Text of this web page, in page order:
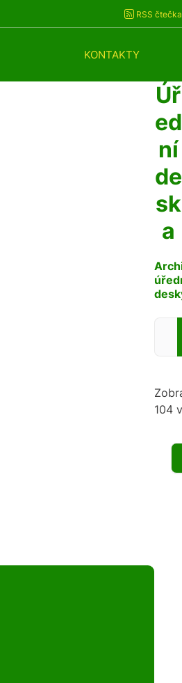
RSS čtečka
KONTAKTY
Úř
ed
ní
de
sk
a
104